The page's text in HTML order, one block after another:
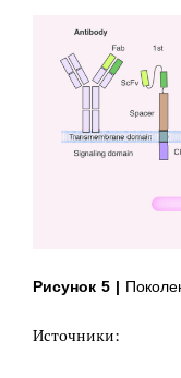
Рисунок 5 |
Источники: